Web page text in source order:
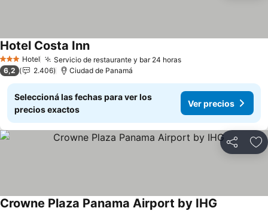
3 Estrellas
Hotel Servicio de restaurante y bar 24 horasVer precios
Hotel Costa InnVer precios
6,2 2.406 Ciudad de Panamá
Seleccioná las fechas para ver los
precios exactos
Ver precios
Compartir
Crowne Plaza Panama Airport by IHG